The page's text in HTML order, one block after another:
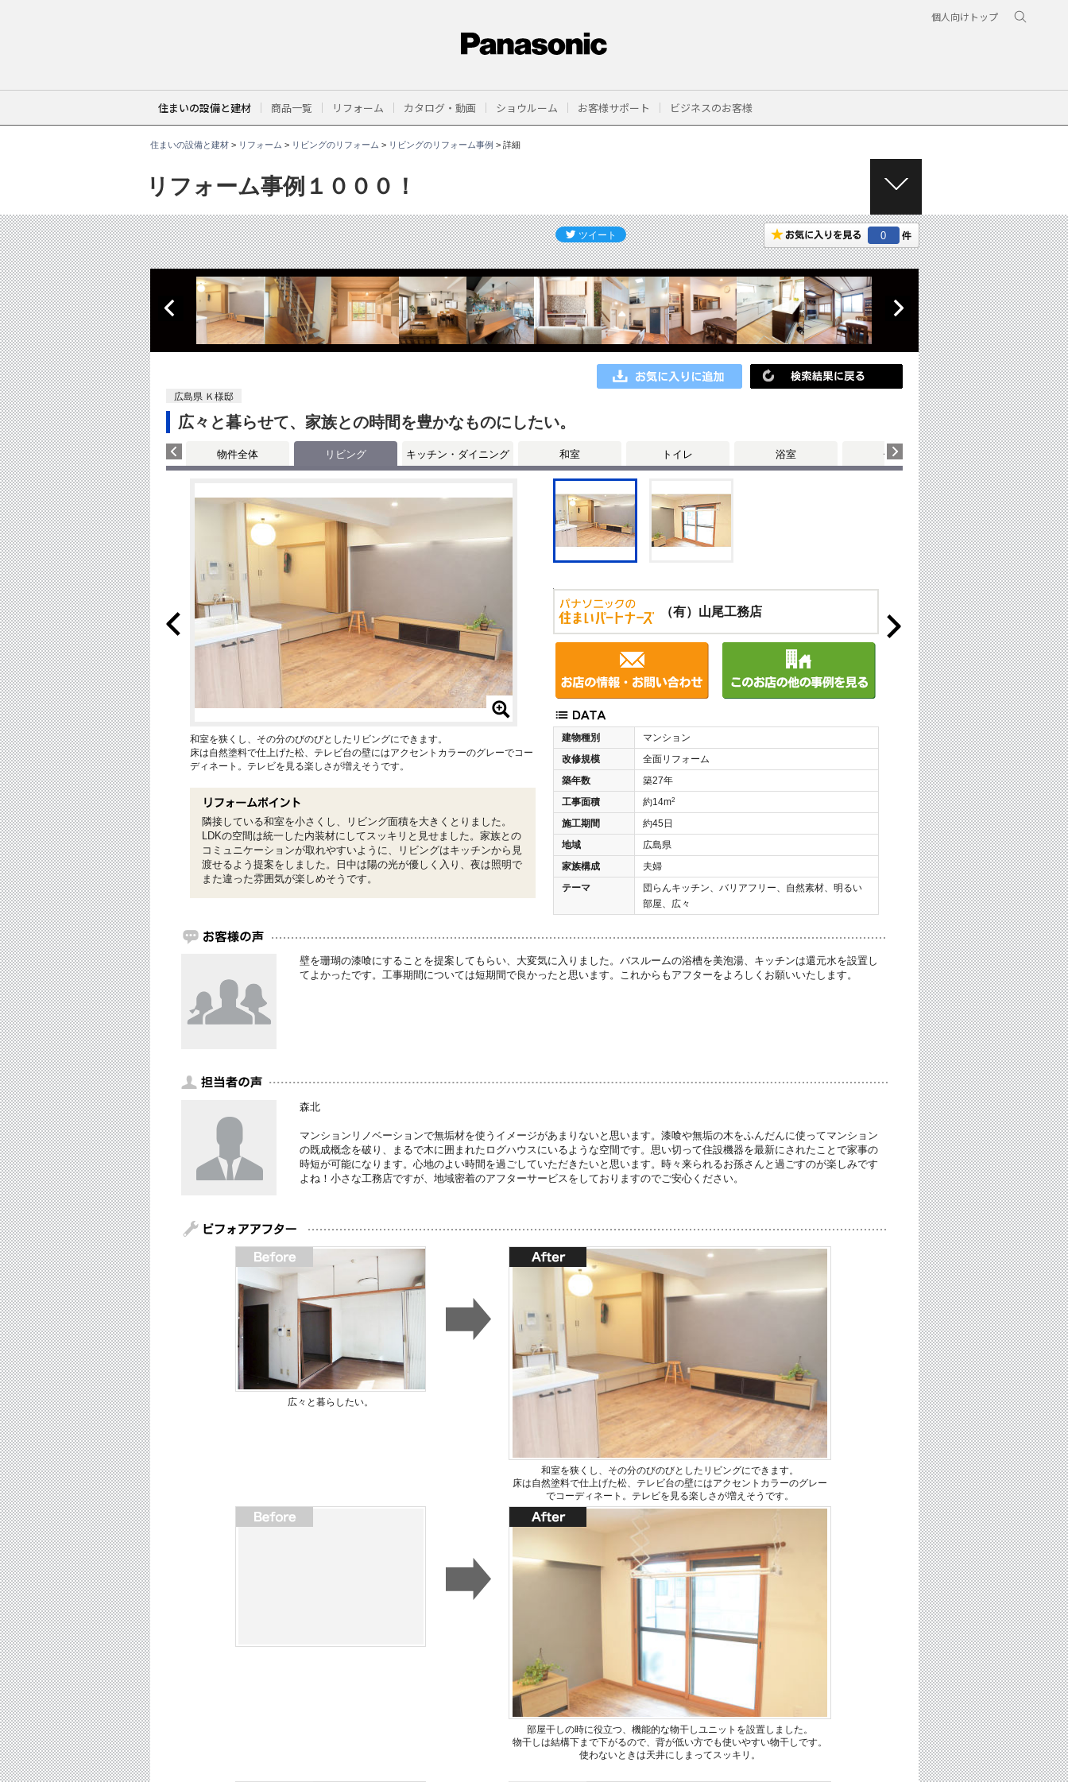
個人向けトップ
住まいの設備と建材 商品一覧 リフォーム カタログ・動画 ショウルーム お客様サポート ビジネスのお客様
住まいの設備と建材> リフォーム > リビングのリフォーム > リビングのリフォーム事例 > 詳細
リフォーム事例１０００！
E
N
。
0
広島県 Ｋ様邸
広々と暮らせて、家族との時間を豊かなものにしたい。
物件全体 リビング キッチン・ダイニング 和室 トイレ 浴室 個室 玄関・廊下
（有）山尾工務店
建物種別
マンション
改修規模
全面リフォーム
築年数
築27年
工事面積
約14m2
施工期間
約45日
地域
広島県
家族構成
夫婦
テーマ
団らんキッチン、バリアフリー、自然素材、明るい
部屋、広々
和室を狭くし、その分のびのびとしたリビングにできます。
床は自然塗料で仕上げた松、テレビ台の壁にはアクセントカラーのグレーでコー
ディネート。テレビを見る楽しさが増えそうです。
隣接している和室を小さくし、リビング面積を大きくとりました。
LDKの空間は統一した内装材にしてスッキリと見せました。家族との
コミュニケーションが取れやすいように、リビングはキッチンから見
渡せるよう提案をしました。日中は陽の光が優しく入り、夜は照明で
また違った雰囲気が楽しめそうです。
壁を珊瑚の漆喰にすることを提案してもらい、大変気に入りました。バスルームの浴槽を美泡湯、キッチンは還元水を設置し
てよかったです。工事期間については短期間で良かったと思います。これからもアフターをよろしくお願いいたします。
森北
マンションリノベーションで無垢材を使うイメージがあまりないと思います。漆喰や無垢の木をふんだんに使ってマンション
の既成概念を破り、まるで木に囲まれたログハウスにいるような空間です。思い切って住設機器を最新にされたことで家事の
時短が可能になります。心地のよい時間を過ごしていただきたいと思います。時々来られるお孫さんと過ごすのが楽しみです
よね！小さな工務店ですが、地域密着のアフターサービスをしておりますのでご安心ください。
広々と暮らしたい。
和室を狭くし、その分のびのびとしたリビングにできます。
床は自然塗料で仕上げた松、テレビ台の壁にはアクセントカラーのグレー
でコーディネート。テレビを見る楽しさが増えそうです。
部屋干しの時に役立つ、機能的な物干しユニットを設置しました。
物干しは結構下まで下がるので、背が低い方でも使いやすい物干しです。
使わないときは天井にしまってスッキリ。